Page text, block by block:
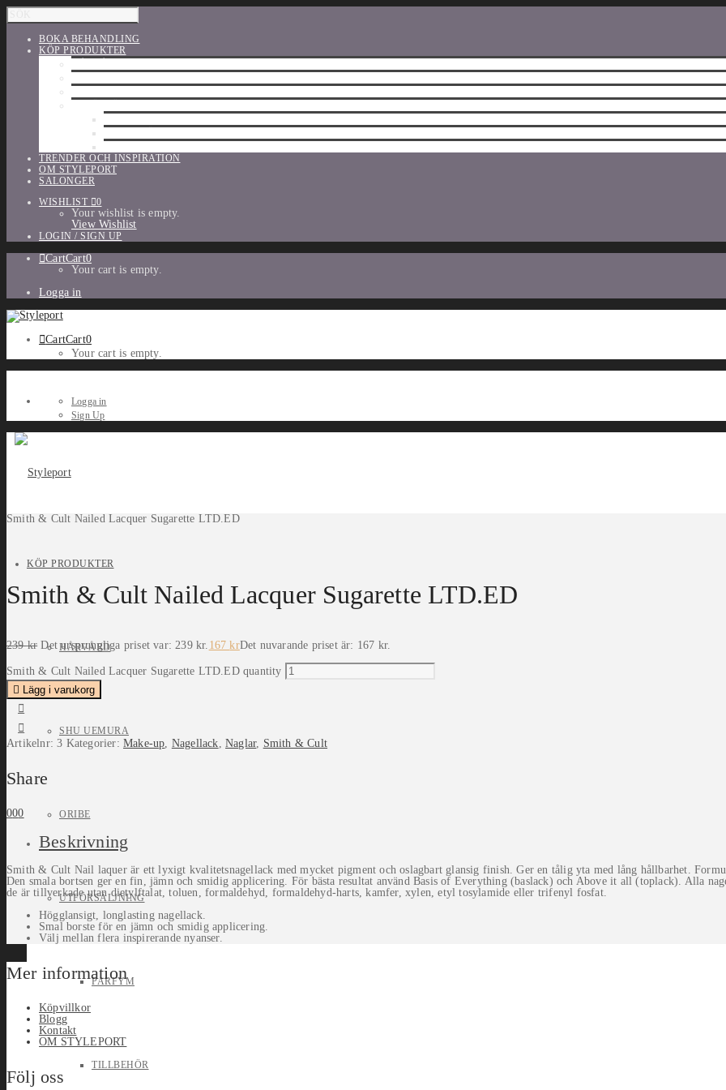
BOKA BEHANDLING
KÖP PRODUKTER
TRENDER OCH INSPIRATION
OM STYLEPORT
SALONGER
WISHLIST
0
Your wishlist is empty.
View Wishlist
LOGIN / SIGN UP
CartCart0
Your cart is empty.
Logga in
CartCart0
Your cart is empty.
Logga in
Sign Up
KÖP PRODUKTER
HÅRVÅRD
SHU UEMURA
ORIBE
UTFÖRSÄLJNING
PARFYM
TILLBEHÖR
Smith & Cult Nailed Lacquer Sugarette LTD.ED
Smith & Cult Nailed Lacquer Sugarette LTD.ED
239kr Det ursprungliga priset var: 239 kr. 167krDet nuvarande priset är: 167 kr.
Smith & Cult Nailed Lacquer Sugarette LTD.ED quantity
Lägg i varukorg
Artikelnr:3 Kategorier:Make-up, Nagellack,Naglar, Smith & Cult
Share
000
Beskrivning
Smith & Cult Nail laquer är ett lyxigt kvalitetsnagellack med mycket pigment och oslagbart glansig finish. Ger en tålig yta med lång hållbarhet.
Den smala bortsen ger en fin, jämn och smidig applicering. För bästa resultat använd Basis of Everything (baslack) och Above it all (toplack). Alla
de är tillverkade utan dietylftalat, toluen, formaldehyd, formaldehyd-harts, kamfer, xylen, etyl tosylamide eller trifenyl fosfat.
Högglansigt, longlasting nagellack.
Smal borste för en jämn och smidig applicering.
Välj mellan flera inspirerande nyanser.
Mer information
Köpvillkor
Blogg
Kontakt
OM STYLEPORT
Följ oss